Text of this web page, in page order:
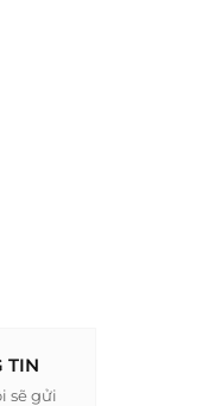
TIN
sẽ gửi